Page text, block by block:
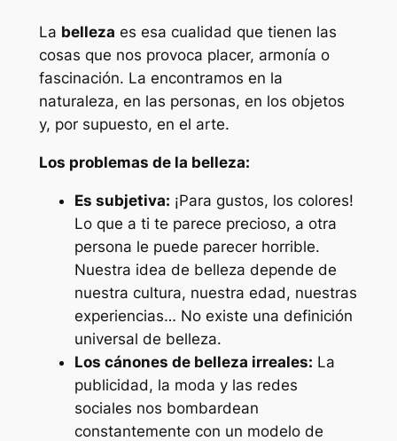
La belleza es esa cualidad que tienen las
cosas que nos provoca placer, armonía o
fascinación. La encontramos en la
naturaleza, en las personas, en los objetos
y, por supuesto, en el arte.
Los problemas de la belleza:
Es subjetiva: ¡Para gustos, los colores!
Lo que a ti te parece precioso, a otra
persona le puede parecer horrible.
Nuestra idea de belleza depende de
nuestra cultura, nuestra edad, nuestras
experiencias… No existe una definición
universal de belleza.
Los cánones de belleza irreales: La
publicidad, la moda y las redes
sociales nos bombardean
constantemente con un modelo de